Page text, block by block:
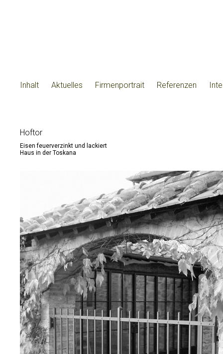
Inhalt Aktuelles Firmenportrait Referenzen
Hoftor
Eisen feuerverzinkt und lackiert
Haus in der Toskana